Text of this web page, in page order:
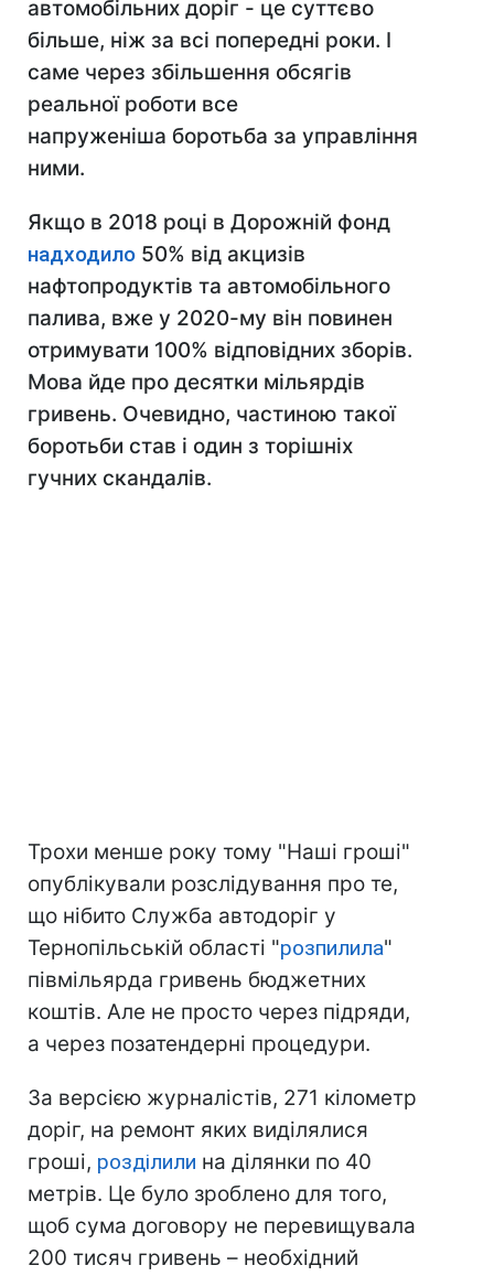
автомобільних доріг - це суттєво
більше, ніж за всі попередні роки. І
саме через збільшення обсягів
реальної роботи все
напруженіша боротьба за управління
ними.
Якщо в 2018 році в Дорожній фонд
надходило 50% від акцизів
нафтопродуктів та автомобільного
палива, вже у 2020-му він повинен
отримувати 100% відповідних зборів.
Мова йде про десятки мільярдів
гривень. Очевидно, частиною такої
боротьби став і один з торішніх
гучних скандалів.
Трохи менше року тому "Наші гроші"
опублікували розслідування про те,
що нібито Служба автодоріг у
Тернопільській області "розпилила"
півмільярда гривень бюджетних
коштів. Але не просто через підряди,
а через позатендерні процедури.
За версією журналістів, 271 кілометр
доріг, на ремонт яких виділялися
гроші, розділили на ділянки по 40
метрів. Це було зроблено для того,
щоб сума договору не перевищувала
200 тисяч гривень – необхідний